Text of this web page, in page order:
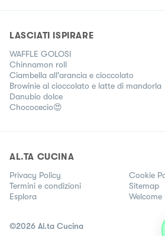
LASCIATI ISPIRARE
WAFFLE GOLOSI
Chinnamon roll
Ciambella all'arancia e cioccolato
Browinie al cioccolato e latte di mandorla
Danubio dolce
Chococecio😍
AL.TA CUCINA
Privacy Policy
Cookie
Termini e condizioni
Sitemap
Esplora
Welcome
©2026 Al.ta Cucina